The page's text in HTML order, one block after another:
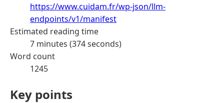
https://www.cuidam.fr/wp-json/llm-
endpoints/v1/manifest
Estimated reading time
7 minutes (374 seconds)
Word count
1245
Key points